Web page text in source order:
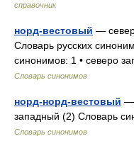
справочник
норд-вестовый —
Словарь русских
синонимов: 1 • северо
Словарь синонимов
норд-норд-вестовый —
западный (2) Словарь
Словарь синонимов